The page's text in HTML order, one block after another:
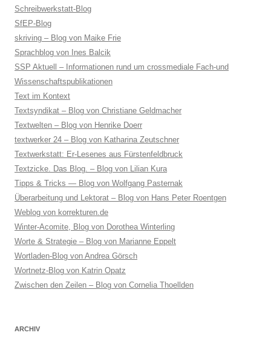
Schreibwerkstatt-Blog
SfEP-Blog
skriving – Blog von Maike Frie
Sprachblog von Ines Balcik
SSP Aktuell – Informationen rund um crossmediale Fach-und
Wissenschaftspublikationen
Text im Kontext
Textsyndikat – Blog von Christiane Geldmacher
Textwelten – Blog von Henrike Doerr
textwerker 24 – Blog von Katharina Zeutschner
Textwerkstatt: Er-Lesenes aus Fürstenfeldbruck
Textzicke. Das Blog. – Blog von Lilian Kura
Tipps & Tricks — Blog von Wolfgang Pasternak
Überarbeitung und Lektorat – Blog von Hans Peter Roentgen
Weblog von korrekturen.de
Winter-Acomite, Blog von Dorothea Winterling
Worte & Strategie – Blog von Marianne Eppelt
Wortladen-Blog von Andrea Görsch
Wortnetz-Blog von Katrin Opatz
Zwischen den Zeilen – Blog von Cornelia Thoellden
ARCHIV